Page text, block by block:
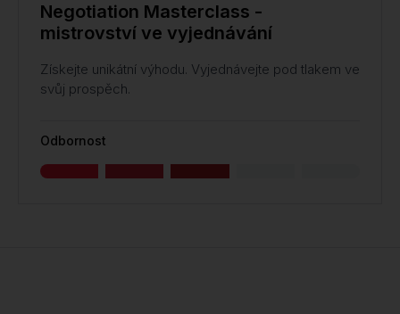
Negotiation Masterclass -
mistrovství ve vyjednávání
Získejte unikátní výhodu. Vyjednávejte pod tlakem ve
svůj prospěch.
Odbornost